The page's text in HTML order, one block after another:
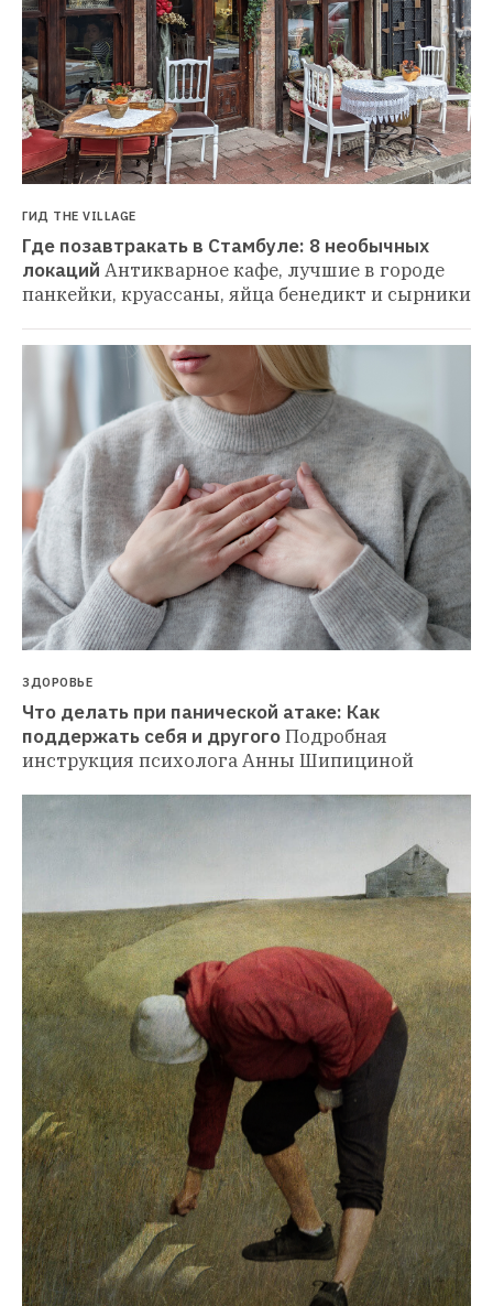
ГИД THE VILLAGE
Где позавтракать в Стамбуле: 8 необычных
локаций Антикварное кафе, лучшие в городе
панкейки, круассаны, яйца бенедикт и сырники
ЗДОРОВЬЕ
Что делать при панической атаке: Как
поддержать себя и другогоПодробная
инструкция психолога Анны Шипициной